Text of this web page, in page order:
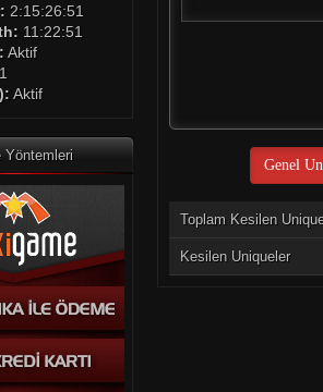
2:15:26:50
11:22:50
Aktif
Aktif
Yöntemleri
Genel
Toplam Kesilen
Kesilen Uniqueler